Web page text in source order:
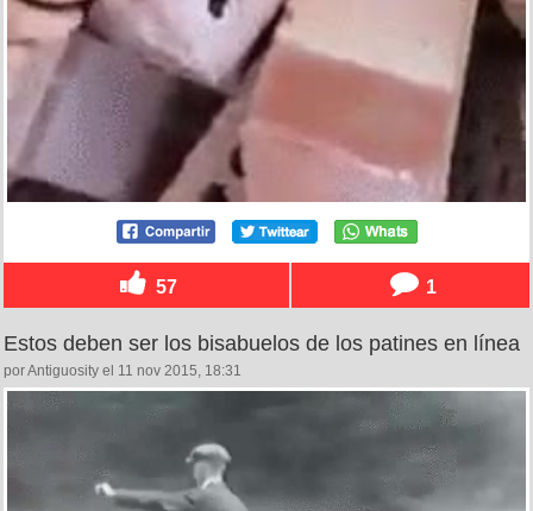
57 1
Estos deben ser los bisabuelos de los patines en línea
por Antiguosity el 11 nov 2015, 18:31